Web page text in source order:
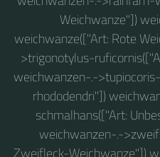
Weichwanze"])
weichwanze(["Art: Rote
>trigonotylus-
weichwanzen-.-
rhododendri"])
schmalhans(["Art:
weichwanzen-.-
Zweifleck-Weichwanze"])